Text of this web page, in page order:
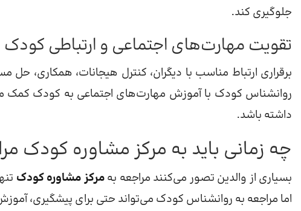
جلوگیری کند.
تقویت مهارت‌های اجتماعی و ارتباطی کودک
برقراری ارتباط مناسب با دیگران، کنترل هیجانات، همکاری،
روانشناس کودک با آموزش مهارت‌های اجتماعی به کودک کمک
داشته باشد.
چه زمانی باید به مرکز مشاوره کودک
بسیاری از والدین تصور می‌کنند مراجعه بهمرکز مشاوره کودک
اما مراجعه به روانشناس کودک می‌تواند حتی برای پیشگیری،